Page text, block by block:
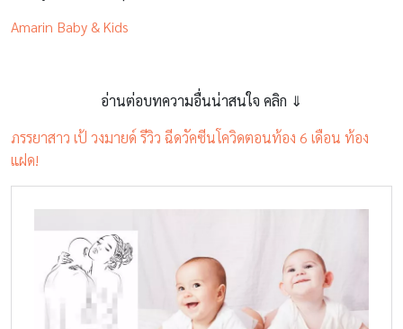
Amarin Baby & Kids
อ่านต่อบทความอื่นน่าสนใจ คลิก ⇓
ภรรยาสาว เป้ วงมายด์ รีวิว ฉีดวัคซีนโควิดตอนท้อง 6 เดือน ท้อง
แฝด!